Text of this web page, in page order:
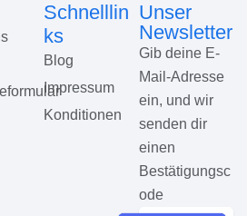
Schnelllin
ks
Blog
Impressum
Konditionen
Unser
Newsletter
Gib deine E-
Mail-Adresse
ein, und wir
senden dir
einen
Bestätigungsc
ode